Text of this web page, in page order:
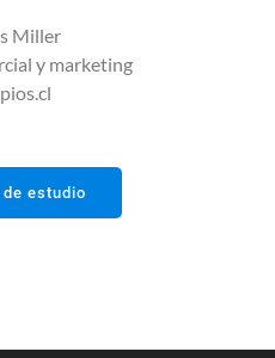
Miller
y marketing
estudio